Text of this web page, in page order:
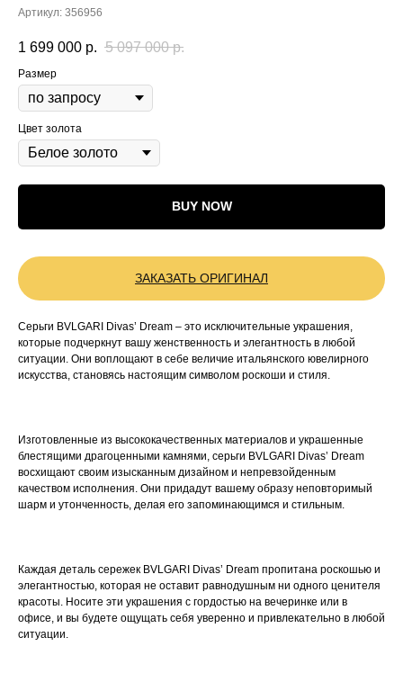
Артикул: 356956
1 699 000 р. 5 097 000 р.
Размер
Цвет золота
BUY NOW
ЗАКАЗАТЬ ОРИГИНАЛ
Серьги BVLGARI Divas’ Dream – это исключительные украшения,
которые подчеркнут вашу женственность и элегантность в любой
ситуации. Они воплощают в себе величие итальянского ювелирного
искусства, становясь настоящим символом роскоши и стиля.
Изготовленные из высококачественных материалов и украшенные
блестящими драгоценными камнями, серьги BVLGARI Divas’ Dream
восхищают своим изысканным дизайном и непревзойденным
качеством исполнения. Они придадут вашему образу неповторимый
шарм и утонченность, делая его запоминающимся и стильным.
Каждая деталь сережек BVLGARI Divas’ Dream пропитана роскошью и
элегантностью, которая не оставит равнодушным ни одного ценителя
красоты. Носите эти украшения с гордостью на вечеринке или в
офисе, и вы будете ощущать себя уверенно и привлекательно в любой
ситуации.